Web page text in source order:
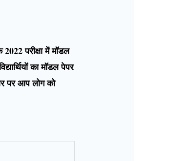
परीक्षा में मॉडल
का मॉडल पेपर
पर आप लोग को